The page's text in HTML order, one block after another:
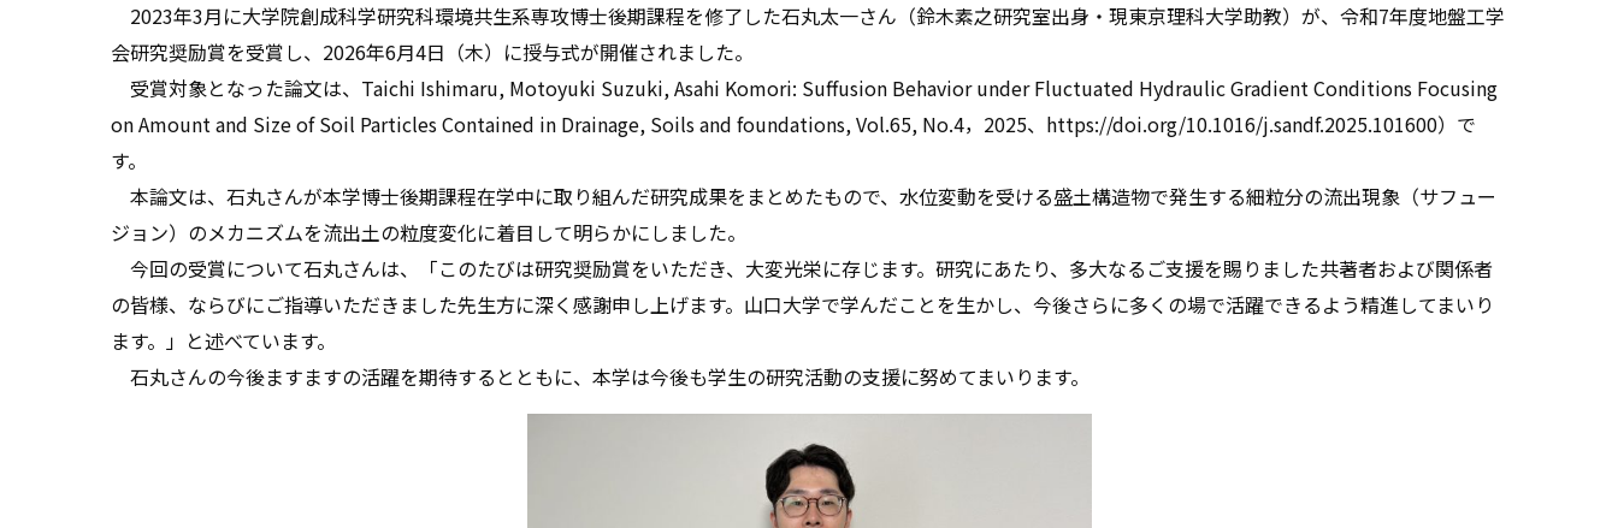
2023年3月に大学院創成科学研究科環境共生系専攻博士後期課程を修了した石丸太一さん（鈴木素之研究室出身・現東京理科大学助教）が、令和7年度地盤工学
会研究奨励賞を受賞し、2026年6月4日（木）に授与式が開催されました。
受賞対象となった論文は、Taichi Ishimaru, Motoyuki Suzuki, Asahi Komori: Suffusion Behavior under Fluctuated Hydraulic Gradient Conditions Focusing
on Amount and Size of Soil Particles Contained in Drainage, Soils and foundations, Vol.65, No.4，2025、https://doi.org/10.1016/j.sandf.2025.101600）で
す。
本論文は、石丸さんが本学博士後期課程在学中に取り組んだ研究成果をまとめたもので、水位変動を受ける盛土構造物で発生する細粒分の流出現象（サフュー
ジョン）のメカニズムを流出土の粒度変化に着目して明らかにしました。
今回の受賞について石丸さんは、「このたびは研究奨励賞をいただき、大変光栄に存じます。研究にあたり、多大なるご支援を賜りました共著者および関係者
の皆様、ならびにご指導いただきました先生方に深く感謝申し上げます。山口大学で学んだことを生かし、今後さらに多くの場で活躍できるよう精進してまいり
ます。」と述べています。
石丸さんの今後ますますの活躍を期待するとともに、本学は今後も学生の研究活動の支援に努めてまいります。